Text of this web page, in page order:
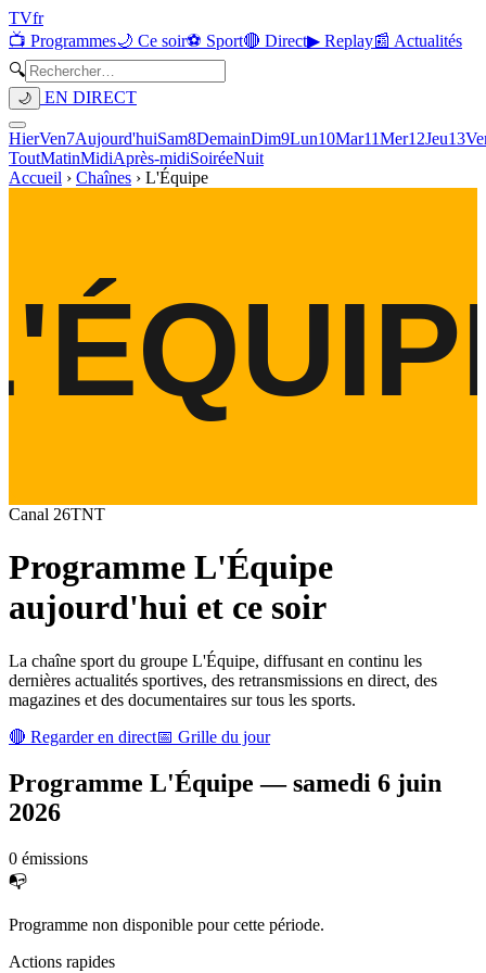
TVfr
📺 Programmes🌙 Ce soir⚽ Sport🔴 Direct▶ Replay📰 Actualités
🔍
🌙 EN DIRECT
HierVen7Aujourd'huiSam8DemainDim9Lun10Mar11Mer12Jeu13
ToutMatinMidiAprès-midiSoiréeNuit
Accueil › Chaînes › L'Équipe
Canal 26TNT
Programme L'Équipe
aujourd'hui et ce soir
La chaîne sport du groupe L'Équipe, diffusant en continu les
dernières actualités sportives, des retransmissions en direct, des
magazines et des documentaires sur tous les sports.
🔴 Regarder en direct📅 Grille du jour
Programme L'Équipe —samedi 6 juin
2026
0 émissions
📭
Programme non disponible pour cette période.
Actions rapides